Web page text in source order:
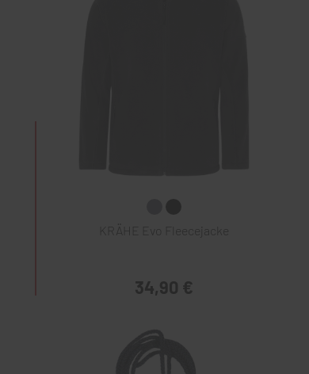
KRÄHE Evo Fleecejacke
34,90 €